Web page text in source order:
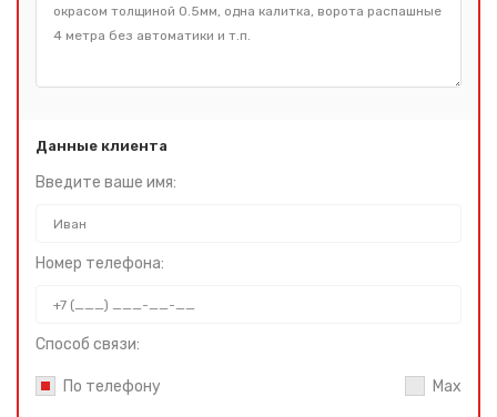
Данные клиента
Введите ваше имя:
Номер телефона:
Способ связи:
По телефону Max